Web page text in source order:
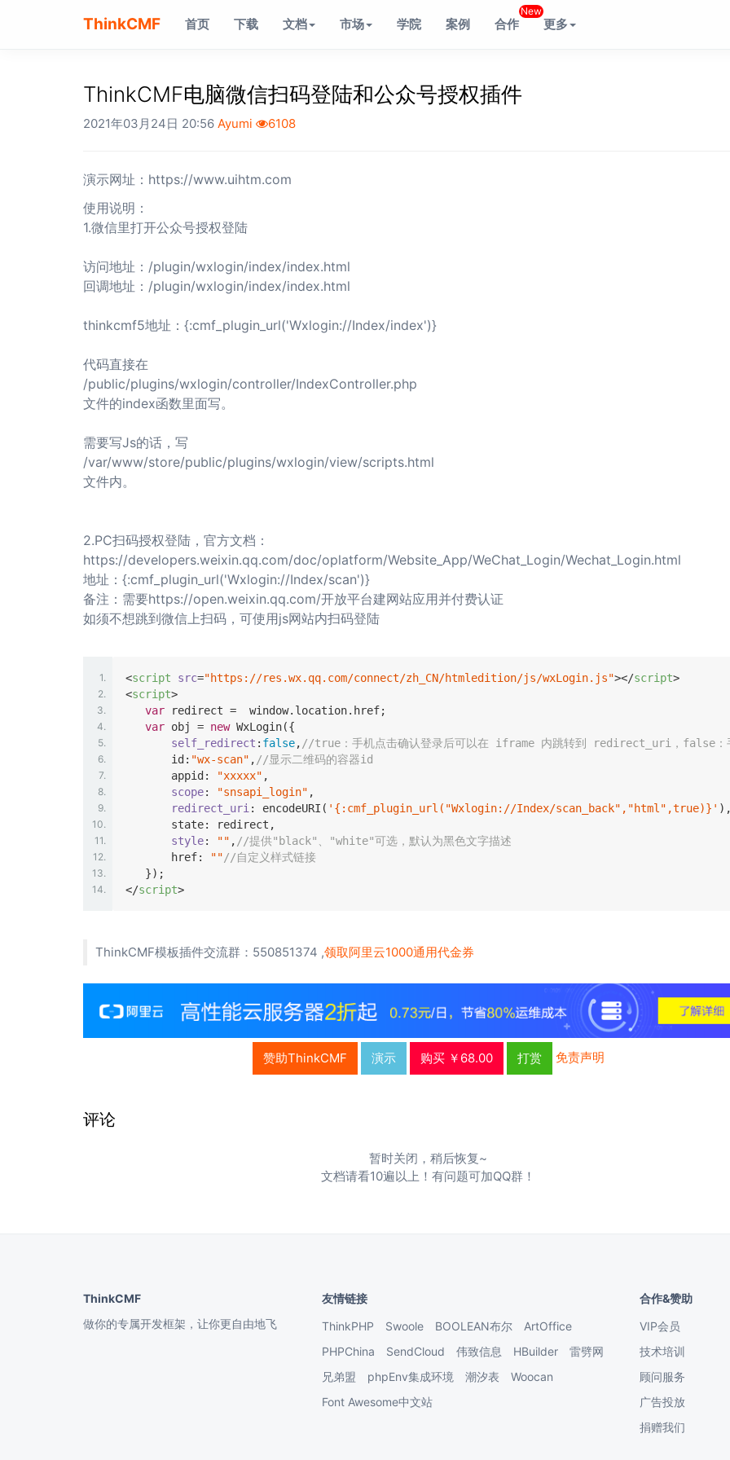
ThinkCMF 首页 下载 文档 市场 学院 案例 合作
New
更多
ThinkCMF电脑微信扫码登陆和公众号授权插件
2021年03月24日 20:56 Ayumi 6108
演示网址：https://www.uihtm.com
使用说明：
1.微信里打开公众号授权登陆
访问地址：/plugin/wxlogin/index/index.html
回调地址：/plugin/wxlogin/index/index.html
thinkcmf5地址：{:cmf_plugin_url('Wxlogin://Index/index')}
代码直接在
/public/plugins/wxlogin/controller/IndexController.php
文件的index函数里面写。
需要写Js的话，写
/var/www/store/public/plugins/wxlogin/view/scripts.html
文件内。
2.PC扫码授权登陆，官方文档：
https://developers.weixin.qq.com/doc/oplatform/Website_App/WeChat_Login/Wechat_Login.html
地址：{:cmf_plugin_url('Wxlogin://Index/scan')}
备注：需要https://open.weixin.qq.com/开放平台建网站应用并付费认证
如须不想跳到微信上扫码，可使用js网站内扫码登陆
1.
2.
3.
4.
5.
6.
7.
8.
9.
10.
11.
12.
13.
14.
<script src="https://res.wx.qq.com/connect/zh_CN/htmledition/js/wxLogin.js"></script>
<script>
var redirect = window.location.href;
var obj = new WxLogin({
self_redirect : false, //true：手机点击确认登录后可以在 iframe 内跳转到 redirect_uri，false
id: "wx-scan" , //显示二维码的容器id
appid:
"xxxxx" ,
scope: "snsapi_login" ,
redirect_uri : encodeURI ( '{:cmf_plugin_url("Wxlogin://Index/scan_back","html",true)}' ),
state: redirect,
style: "" , //提供"black"、"white"可选，默认为黑色文字描述
href:
""//自定义样式链接
</script>
ThinkCMF模板插件交流群：550851374 ,领取阿里云1000通用代金券
赞助ThinkCMF 演示 购买 ￥68.00 打赏 免责声明
评论
暂时关闭，稍后恢复~
文档请看10遍以上！有问题可加QQ群！
ThinkCMF
做你的专属开发框架，让你更自由地飞
友情链接
ThinkPHP
Swoole BOOLEAN布尔
ArtOffice
PHPChina
SendCloud 伟致信息 HBuilder
雷劈网
兄弟盟
phpEnv集成环境 潮汐表
Woocan
Font Awesome中文站
合作&赞助
VIP会员
技术培训
顾问服务
广告投放
捐赠我们